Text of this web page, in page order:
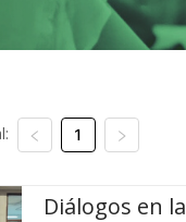
1
Diálogos en la